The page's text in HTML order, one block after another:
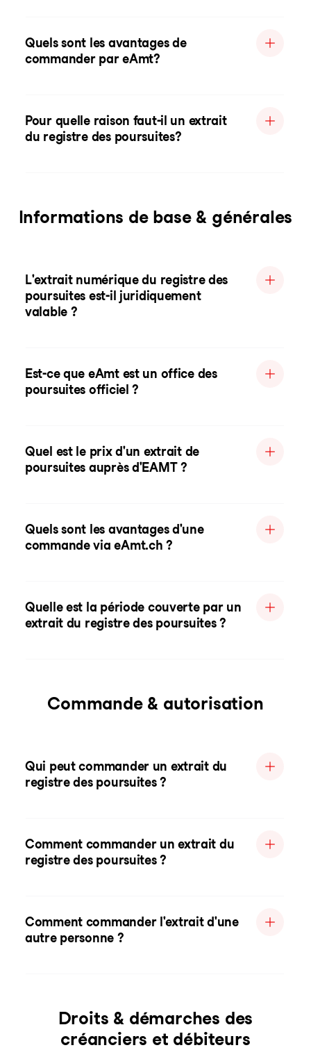
Quels sont les avantages de
commander par eAmt?
Pour quelle raison faut-il un extrait
du registre des poursuites?
Informations de base & générales
L'extrait numérique du registre des
poursuites est-il juridiquement
valable ?
Est-ce que eAmt est un office des
poursuites officiel ?
Quel est le prix d'un extrait de
poursuites auprès d'EAMT ?
Quels sont les avantages d'une
commande via eAmt.ch ?
Quelle est la période couverte par un
extrait du registre des poursuites ?
Commande & autorisation
Qui peut commander un extrait du
registre des poursuites ?
Comment commander un extrait du
registre des poursuites ?
Comment commander l'extrait d'une
autre personne ?
Droits & démarches des
créanciers et débiteurs